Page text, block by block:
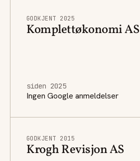
GODKJENT 2025
Komplettøkonomi AS
siden 2025
Ingen Google anmeldelser
GODKJENT 2015
Krogh Revisjon AS